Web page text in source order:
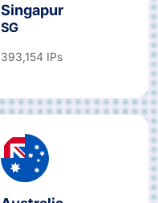
Singapur
SG
393,154 IPs